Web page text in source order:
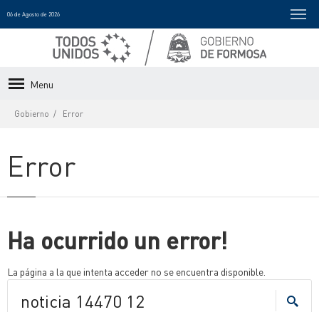
06 de Agosto de 2026
Menu
Gobierno Error
Error
Ha ocurrido un error!
La página a la que intenta acceder no se encuentra disponible.